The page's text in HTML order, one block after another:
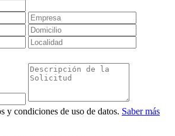
y condiciones de uso de datos. Saber más